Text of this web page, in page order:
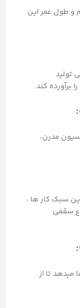
و طول عمر این
تولید
برآورده کند.
مدرن،
این سبک کار ها ،
سقفی
میدهد تا از